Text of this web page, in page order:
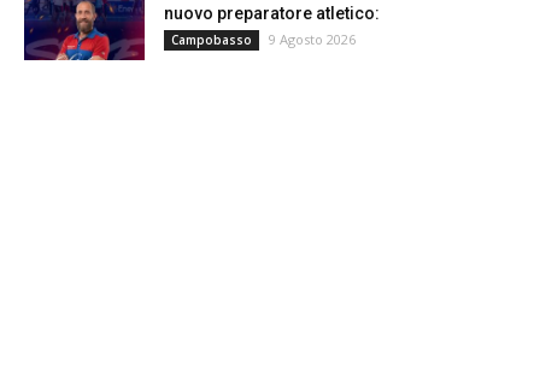
nuovo preparatore atletico:
Campobasso 9 Agosto 2026